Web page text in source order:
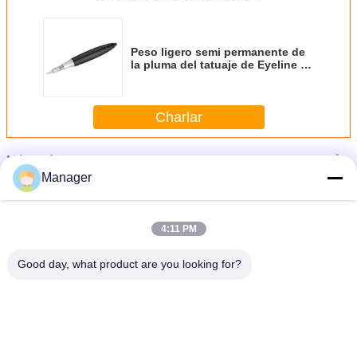
Peso ligero semi permanente de
la pluma del tatuaje de Eyeline de
Charlar
Más
Manager
4:11 PM
Good day, what product are you looking for?